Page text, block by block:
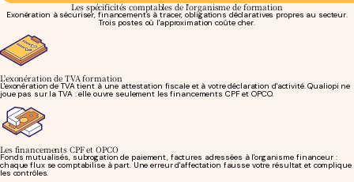
Les spécificités comptables de l'organisme de formation
Exonération à sécuriser, financements à tracer, obligations déclaratives propres au secteur.
Trois postes où l'approximation coûte cher.
L'exonération de TVA formation
L'exonération de TVA tient à une attestation fiscale et à votre déclaration d'activité. Qualiopi ne
joue pas sur la TVA : elle ouvre seulement les financements CPF et OPCO.
Les financements CPF et OPCO
Fonds mutualisés, subrogation de paiement, factures adressées à l'organisme financeur :
chaque flux se comptabilise à part. Une erreur d'affectation fausse votre résultat et complique
les contrôles.